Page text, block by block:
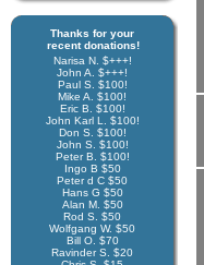
Thanks for your
recent donations!
Narisa N. $+++!
John A. $+++!
Paul S. $100!
Mike A. $100!
Eric B. $100!
John Karl L. $100!
Don S. $100!
John S. $100!
Peter B. $100!
Ingo B $50
Peter d C $50
Hans G $50
Alan M. $50
Rod S. $50
Wolfgang W. $50
Bill O. $70
Ravinder S. $20